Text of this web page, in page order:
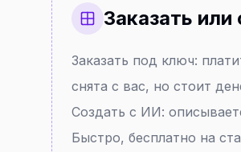
Заказать
Заказать под ключ:
снята с вас, но стоит
Создать с ИИ:
Быстро, бесплатно на